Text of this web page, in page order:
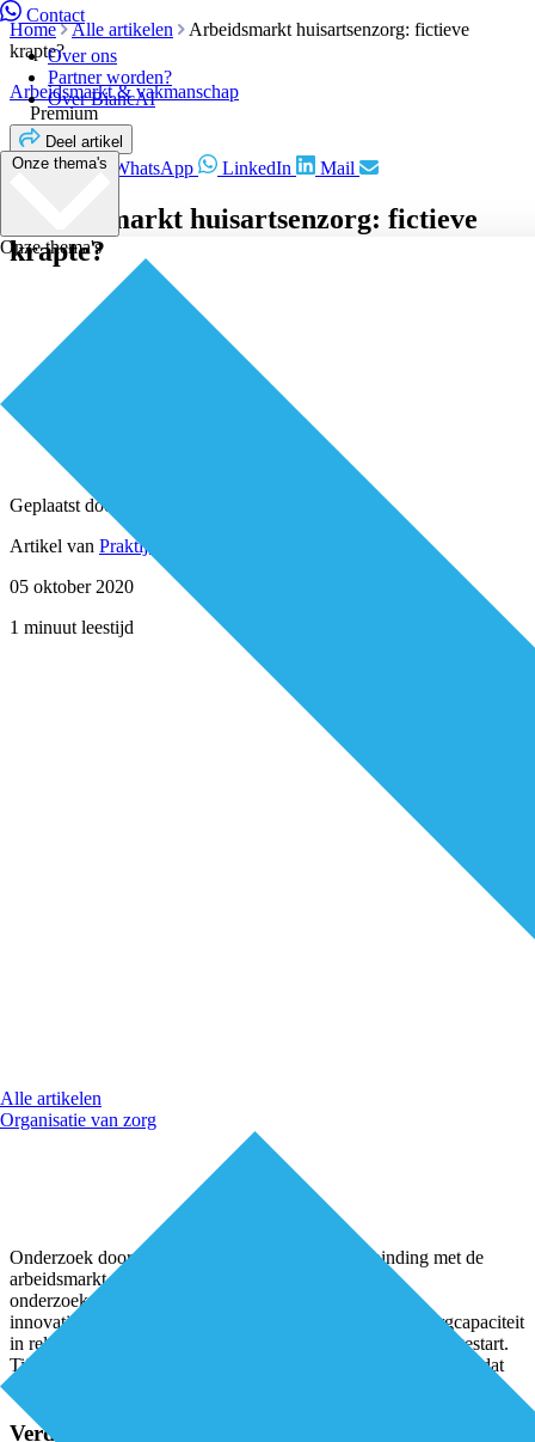
Contact
Over ons
Partner worden?
Over BiancAI
Onze thema's
Onze thema's
Alle artikelen
Organisatie van zorg
Home Alle artikelen
Arbeidsmarkt huisartsenzorg: fictieve
krapte?
Arbeidsmarkt & vakmanschap
Premium
Deel artikel
Facebook WhatsApp LinkedIn Mail
Arbeidsmarkt huisartsenzorg: fictieve
krapte?
Geplaatst door
Artikel van Praktijksteun
05 oktober 2020
1 minuut leestijd
Onderzoek door PRO Groep wijst uit dat de verbinding met de
arbeidsmarkt suboptimaal is ingericht. Op basis van
onderzoeksresultaten is een methode, inclusief een
innovatieplatform, ontwikkeld waardoor zorgvraag en zorgcapaciteit
in relatie tot elkaar komen te staan. De eerste regio’s zijn al gestart.
Tijdelijke inzet Directeur-bestuurder Thijs van Kempen vertelt dat
Verder lezen?